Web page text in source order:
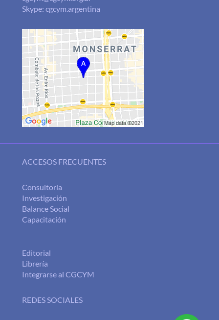
Skype: cgcym.argentina
ACCESOS FRECUENTES
Consultoría
Investigación
Balance Social
Capacitación
Editorial
Librería
Integrarse al CGCYM
REDES SOCIALES